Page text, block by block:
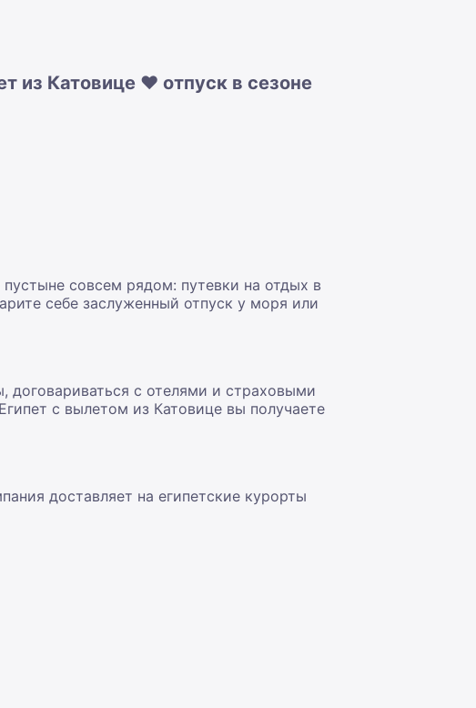
из Катовице ❤️ отпуск в сезоне
совсем рядом: путевки на отдых в
себе заслуженный отпуск у моря или
договариваться с отелями и страховыми
с вылетом из Катовице вы получаете
доставляет на египетские курорты